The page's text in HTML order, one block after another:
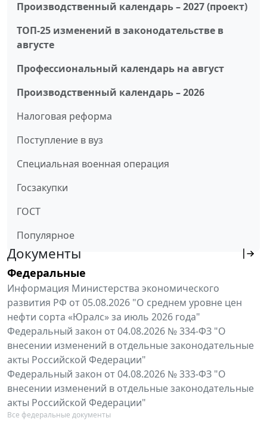
Производственный календарь – 2027 (проект)
ТОП-25 изменений в законодательстве в
августе
Профессиональный календарь на август
Производственный календарь – 2026
Налоговая реформа
Поступление в вуз
Специальная военная операция
Госзакупки
ГОСТ
Популярное
Документы
Федеральные
Информация Министерства экономического
развития РФ от 05.08.2026 "О среднем уровне цен
нефти сорта «Юралс» за июль 2026 года"
Федеральный закон от 04.08.2026 № 334-ФЗ "О
внесении изменений в отдельные законодательные
акты Российской Федерации"
Федеральный закон от 04.08.2026 № 333-ФЗ "О
внесении изменений в отдельные законодательные
акты Российской Федерации"
Все федеральные документы